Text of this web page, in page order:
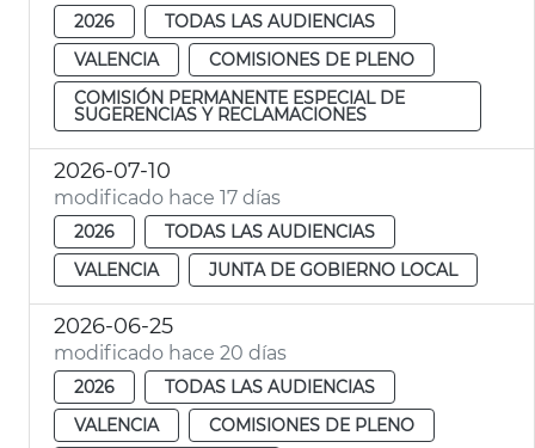
2026
TODAS LAS AUDIENCIAS
VALENCIA
COMISIONES DE PLENO
COMISIÓN PERMANENTE ESPECIAL DE
SUGERENCIAS Y RECLAMACIONES
2026-07-10
modificado hace 17 días
2026
TODAS LAS AUDIENCIAS
VALENCIA
JUNTA DE GOBIERNO LOCAL
2026-06-25
modificado hace 20 días
2026
TODAS LAS AUDIENCIAS
VALENCIA
COMISIONES DE PLENO